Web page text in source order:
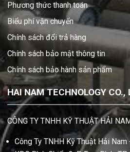
Phương thức thanh toán
Biểu phí vận chuyển
Chính sách đổi trả hàng
Chính sách bảo mật thông tin
Chính sách bảo hành sản phẩm
HAI NAM TECHNOLOGY CO.,
CÔNG TY TNHH KỸ THUẬT HẢI
Công Ty TNHH Kỹ Thuật Hải